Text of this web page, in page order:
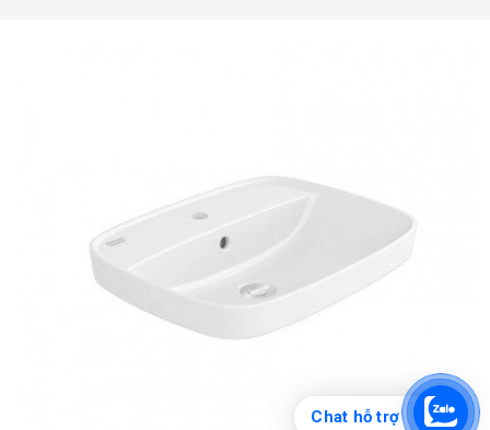
Chat hỗ trợ